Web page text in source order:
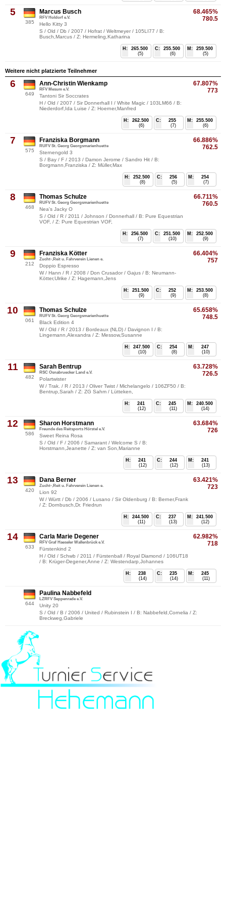
5
385
68.465%
780.5
Marcus Busch
RFV Holdorf e.V.
Hello Kitty 3
S / Old / Db / 2007 / Hofrat / Weltmeyer / 105LI77 / B:
Busch,Marcus / Z: Hermeling,Katharina
M:
259.500
(5)
C:
255.500
(6)
H:
265.500
(5)
Weitere nicht platzierte Teilnehmer
6
649
67.807%
773
Ann-Christin Wienkamp
RFV Mesum e.V.
Tantoni Sir Soccrates
H / Old / 2007 / Sir Donnerhall I / White Magic / 103LM66 / B:
Niederdorf,Ida Luise / Z: Hoerner,Manfred
M:
255.500
(6)
C:
255
(7)
H:
262.500
(6)
7
575
66.886%
762.5
Franziska Borgmann
RUFV St. Georg Georgsmarienhuette
Sternengold 3
S / Bay / F / 2013 / Damon Jerome / Sandro Hit / B:
Borgmann,Franziska / Z: Müller,Max
M:
254
(7)
C:
256
(5)
H:
252.500
(8)
8
468
66.711%
760.5
Thomas Schulze
RUFV St. Georg Georgsmarienhuette
Nea's Jacky O
S / Old / R / 2011 / Johnson / Donnerhall / B: Pure Equestrian
VOF, / Z: Pure Equestrian VOF,
M:
252.500
(9)
C:
251.500
(10)
H:
256.500
(7)
9
212
66.404%
757
Franziska Kötter
Zucht-,Reit u. Fahrverein Lienen e.
Doppio Espresso
W / Hann / R / 2008 / Don Crusador / Gajus / B: Neumann-
Kötter,Ulrike / Z: Hagemann,Jens
M:
253.500
(8)
C:
252
(9)
H:
251.500
(9)
10
061
65.658%
748.5
Thomas Schulze
RUFV St. Georg Georgsmarienhuette
Black Edition 4
W / Old / R / 2013 / Bordeaux (NLD) / Davignon I / B:
Lingemann,Alexandra / Z: Messow,Susanne
M:
247
(10)
C:
254
(8)
H:
247.500
(10)
11
482
63.728%
726.5
Sarah Bentrup
RSC Osnabruecker Land e.V.
Polartwister
W / Trak. / R / 2013 / Oliver Twist / Michelangelo / 106ZF50 / B:
Bentrup,Sarah / Z: ZG Sahm / Lütteken,
M:
240.500
(14)
C:
245
(11)
H:
241
(12)
12
586
63.684%
726
Sharon Horstmann
Freunde des Reitsports Hörstel e.V.
Sweet Reina Rosa
S / Old / F / 2006 / Samarant / Welcome S / B:
Horstmann,Jeanette / Z: van Son,Marianne
M:
241
(13)
C:
244
(12)
H:
241
(12)
13
420
63.421%
723
Dana Berner
Zucht-,Reit u. Fahrverein Lienen e.
Lion 92
W / Württ / Db / 2006 / Lusano / Sir Oldenburg / B: Berner,Frank
/ Z: Dornbusch,Dr. Friedrun
M:
241.500
(12)
C:
237
(13)
H:
244.500
(11)
14
633
62.982%
718
Carla Marie Degener
RFV Graf Haeseler Wallenbrück e.V.
Fürstenkind 2
H / Old / Schwb / 2011 / Fürstenball / Royal Diamond / 106UT18
/ B: Krüger-Degener,Anne / Z: Westendarp,Johannes
M:
245
(11)
C:
235
(14)
H:
238
(14)
644
Paulina Nabbefeld
LZRFV Seppenrade e.V.
Unity 20
S / Old / B / 2006 / United / Rubinstein I / B: Nabbefeld,Cornelia / Z:
Breckweg,Gabriele